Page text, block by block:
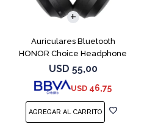
Auriculares Bluetooth
HONOR Choice Headphone
Black
USD 55,00
USD 46,75